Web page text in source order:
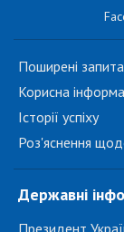
Поширені
Корисна
Історії успіху
Роз'яснення
Державні